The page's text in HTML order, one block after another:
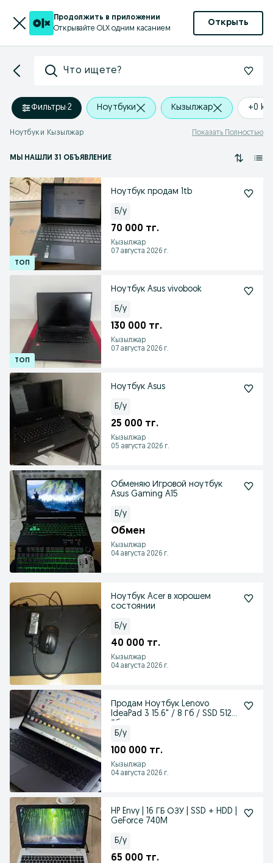
Продолжить в приложении
Открывайте OLX одним касанием
Открыть
Что ищете?
Фильтры·2 Ноутбуки Кызылжар +0 km
Ноутбуки Кызылжар Показать Полностью
МЫ НАШЛИ 31 ОБЪЯВЛЕНИЕ
Ноутбук продам 1tb
Б/у
70 000 тг.
Кызылжар
07 августа 2026 г.
Ноутбук Asus vivobook
Б/у
130 000 тг.
Кызылжар
07 августа 2026 г.
Ноутбук Asus
Б/у
25 000 тг.
Кызылжар
05 августа 2026 г.
Обменяю Игровой ноутбук
Asus Gaming A15
Б/у
Обмен
Кызылжар
04 августа 2026 г.
Ноутбук Acer в хорошем
состоянии
Б/у
40 000 тг.
Кызылжар
04 августа 2026 г.
Продам Ноутбук Lenovo
IdeaPad 3 15.6" / 8 Гб / SSD 512
Б/у
100 000 тг.
Кызылжар
04 августа 2026 г.
HP Envy | 16 ГБ ОЗУ | SSD + HDD |
GeForce 740M
Б/у
65 000 тг.